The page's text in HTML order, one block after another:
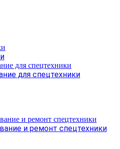
для спецтехники
и ремонт спецтехники